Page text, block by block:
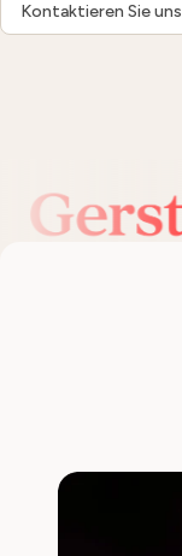
Kontaktieren Sie uns